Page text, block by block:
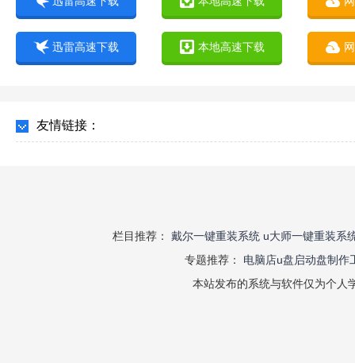
迅雷高速下载 本地高速下载
友情链接：
栏目推荐： 戴尔一键重装系统 u大师一键重装系
专题推荐： 电脑店u盘启动盘制作
本站发布的系统与软件仅为个人